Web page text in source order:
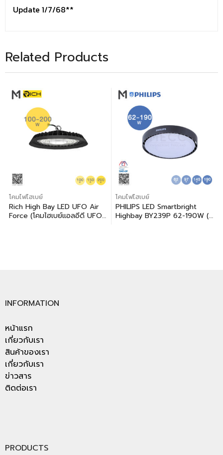
Update 1/7/68**
Related Products
โคมไฟไฮเบย์
Rich High Bay LED UFO Air
Force (โคมไฮเบย์แอลอีดี UFO
โคมไฟไฮเบย์
PHILIPS LED Smartbright
Highbay BY239P 62-190W (ฟิ
INFORMATION
หน้าแรก
เกี่ยวกับเรา
สินค้าของเรา
เกี่ยวกับเรา
ข่าวสาร
ติดต่อเรา
PRODUCTS